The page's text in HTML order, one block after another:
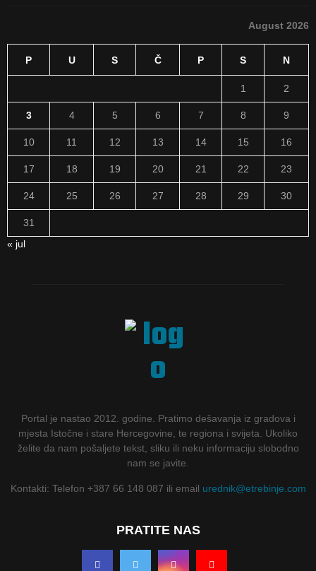
August 2026
P U S Č P S N
1 2
3 4 5 6 7 8 9
10 11 12 13 14 15 16
17 18 19 20 21 22 23
24 25 26 27 28 29 30
31
« jul
Portal je nastao 2012. godine. Pratimo dešavanja iz gradova i
mjesta Istočne i stare Hercegovine, te regiona i svijeta. Ukoliko
želite da nam pošaljete tekst, sliku ili neku informaciju slobodno
nam se javite.
Kontakti: Telefon +387 66 148 087 ili email urednik@etrebinje.com
PRATITE NAS